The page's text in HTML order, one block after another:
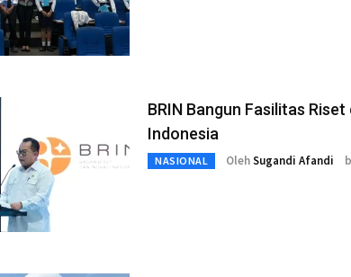
BRIN Bangun Fasilitas
Indonesia
NASIONAL OlehSugandi Afandi